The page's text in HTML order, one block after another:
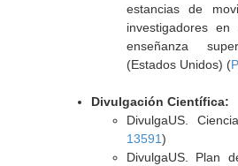
estancias de
investigadores
enseñanza
(Estados Unidos) (
Divulgación Científica:
DivulgaUS.
13591)
DivulgaUS. Plan